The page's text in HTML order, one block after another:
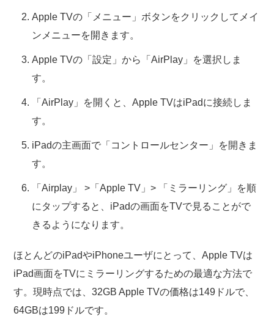
Apple TVの「メニュー」ボタンをクリックしてメイ
ンメニューを開きます。
Apple TVの「設定」から「AirPlay」を選択しま
す。
「AirPlay」を開くと、Apple TVはiPadに接続しま
す。
iPadの主画面で「コントロールセンター」を開きま
す。
「Airplay」 >「Apple TV」> 「ミラーリング」を順
にタップすると、iPadの画面をTVで見ることがで
きるようになります。
ほとんどのiPadやiPhoneユーザにとって、Apple TVは
iPad画面をTVにミラーリングするための最適な方法で
す。現時点では、32GB Apple TVの価格は149ドルで、
64GBは199ドルです。